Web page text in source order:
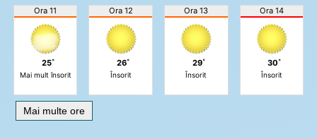
Ora 11
25˚
Mai mult însorit
Ora 12
26˚
Însorit
Ora 13
29˚
Însorit
Ora 14
30˚
Însorit
Mai multe ore